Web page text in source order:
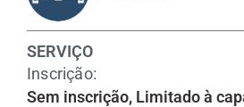
SERVIÇO
Inscrição:
Sem inscrição, Limitado à